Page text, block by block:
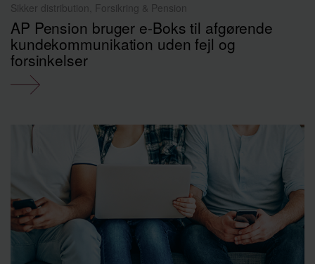
Sikker distribution, Forsikring & Pension
AP Pension bruger e-Boks til afgørende
kundekommunikation uden fejl og
forsinkelser